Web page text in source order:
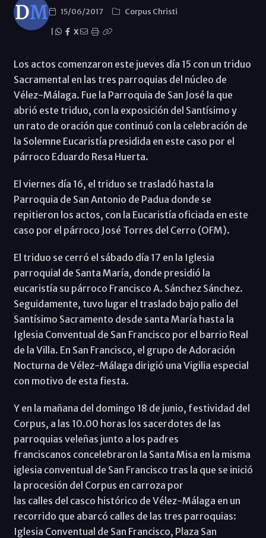
15/06/2017
Corpus Christi
X
Los actos comenzaron este jueves día 15 con un triduo
Sacramental en las tres parroquias del núcleo de
Vélez-Málaga. Fue la Parroquia de San José la que
abrió este triduo, con la exposición del Santísimo y
un rato de oración que continuó con la celebración de
la Solemne Eucaristía presidida en este caso por el
párroco Eduardo Resa Huerta.
El viernes día 16, el triduo se trasladó hasta la
Parroquia de San Antonio de Padua donde se
repitieron los actos, con la Eucaristía oficiada en este
caso por el párroco José Torres del Cerro (OFM).
El triduo se cerró el sábado día 17 en la Iglesia
parroquial de Santa María, donde presidió la
eucaristía su párroco Francisco A. Sánchez Sánchez.
Seguidamente, tuvo lugar el traslado bajo palio del
Santísimo Sacramento desde santa María hasta la
Iglesia Conventual de San Francisco por el barrio Real
de la Villa. En San Francisco, el grupo de Adoración
Nocturna de Vélez-Málaga dirigió una Vigilia especial
con motivo de esta fiesta.
Y en la mañana del domingo 18 de junio, festividad del
Corpus, a las 10.00 horas los sacerdotes de las
parroquias veleñas junto a los padres
franciscanos concelebraron la Santa Misa en la misma
iglesia conventual de San Francisco tras la que se inició
la procesión del Corpus en carroza por
las calles del casco histórico de Vélez-Málaga en un
recorrido que abarcó calles de las tres parroquias:
Iglesia Conventual de San Francisco, Plaza San